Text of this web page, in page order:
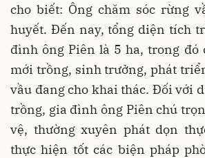
cho biết: Ông chăm sóc rừng
huyết. Đến nay, tổng diện tích
đình ông Piên là 5 ha, trong đó
mới trồng, sinh trưởng, phát
vầu đang cho khai thác. Đối với
trồng, gia đình ông Piên chú
vệ, thường xuyên phát dọn
thực hiện tốt các biện pháp